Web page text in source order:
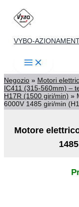
contenuto
VYBO-
Negozio » Motori
IC411 (315-560mm) –
H17R (1500 giri/min) »
6000V 1485 giri/min
Motore